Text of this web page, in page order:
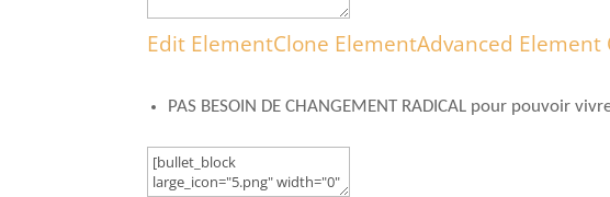
Edit ElementClone ElementAdvanced Element
PAS BESOIN DE CHANGEMENT RADICAL pour pouvoir